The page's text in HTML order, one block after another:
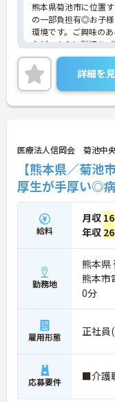
熊本県菊池市に位置
の一部負担有◎お子
環境です。ご興味の
など、さらに詳細を
談ください！
詳細を
医療法人信岡会 菊池中
【熊本県／菊
厚生が手厚い◎
給料
月収
年収
勤務地
熊本県
熊本市
0分
雇用形態 正社員
応募要件 ■介護